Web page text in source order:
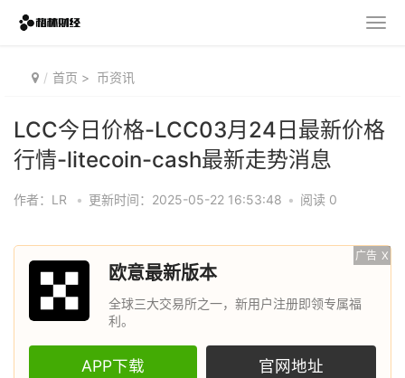
首页 > 币资讯
LCC今日价格-LCC03月24日最新价格
行情-litecoin-cash最新走势消息
作者：LR • 更新时间：2025-05-22 16:53:48 • 阅读 0
广告 X
欧意最新版本
全球三大交易所之一，新用户注册即领专属福
利。
APP下载 官网地址